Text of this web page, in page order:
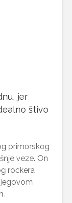
jer
štivo
primorskog
veze. On
rockera